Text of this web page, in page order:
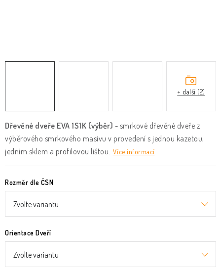
Dřevěné dveře EVA 1S1K (výběr) - smrkové dřevěné dveře z
výběrového smrkového masivu v provedení s jednou kazetou,
jedním sklem a profilovou lištou. Více informací
Rozměr dle ČSN
Orientace Dveří
+ další (2)